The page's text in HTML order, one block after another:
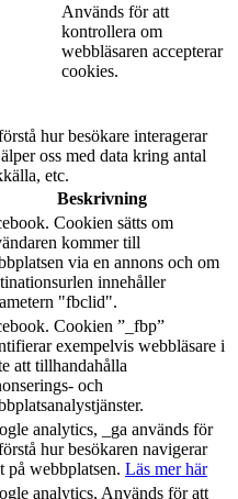
Används för att
kontrollera om
webbläsaren accepterar
cookies.
hur besökare interagerar
oss med data kring antal
etc.
Beskrivning
Cookien sätts om
kommer till
via en annons och om
innehåller
"fbclid".
Cookien ”_fbp”
exempelvis webbläsare i
att tillhandahålla
och
analytics, _ga används för
hur besökaren navigerar
på webbplatsen. Läs mer här
analytics, Används för att